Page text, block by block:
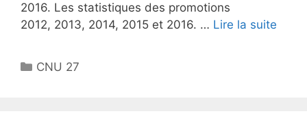
2016. Les statistiques des promotions
2012, 2013, 2014, 2015 et 2016. … Lire la suite
Catégories
CNU 27